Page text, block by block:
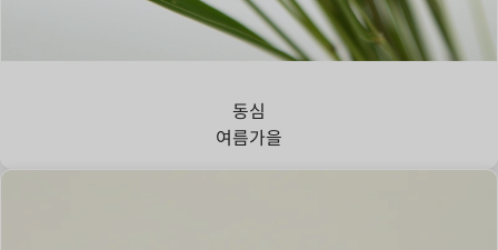
동심
여름가을